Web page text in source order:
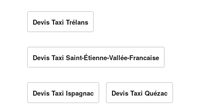
Devis Taxi Trélans
Devis Taxi Saint-Étienne-Vallée-Francaise
Devis Taxi Ispagnac Devis Taxi Quézac